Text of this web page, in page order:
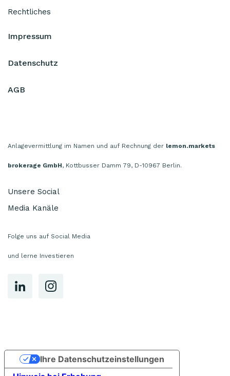
Rechtliches
Impressum
Datenschutz
AGB
Anlagevermittlung im Namen und auf Rechnung der lemon.markets
brokerage GmbH, Kottbusser Damm 79, D-10967 Berlin.
Unsere Social
Media Kanäle
Folge uns auf Social Media
und lerne Investieren
Ihre Datenschutzeinstellungen